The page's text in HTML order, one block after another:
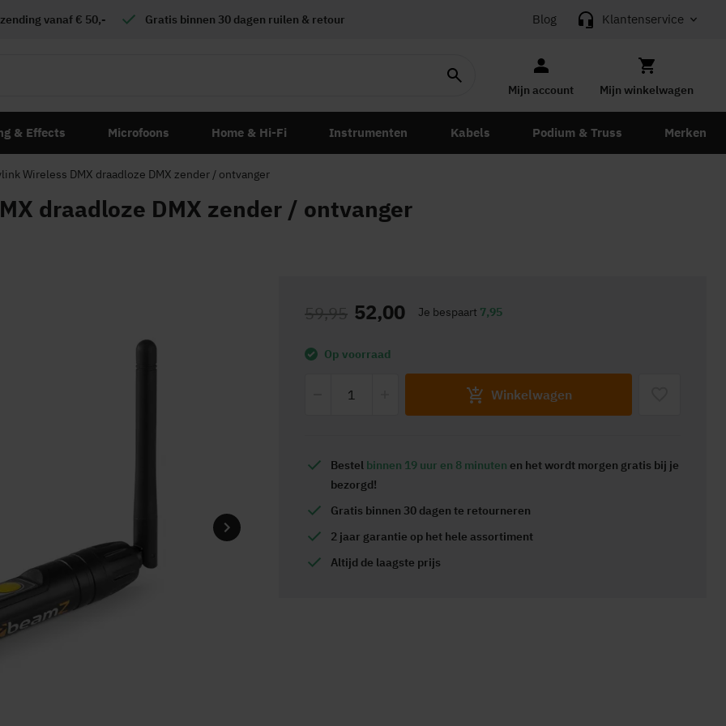
vanaf € 50,- Gratis binnen 30 dagen ruilen & retour Blog Klantenservice
Mijn account Mijn winkelwagen
& Effects Microfoons Home & Hi-Fi Instrumenten Kabels Podium & Truss Merken
Wireless DMX draadloze DMX zender / ontvanger
draadloze DMX zender / ontvanger
52,00
59,95 Je bespaart 7,95
Winkelwagen
Op voorraad
Bestel binnen 19 uur en 8 minuten en het wordt morgen gratis bij je
bezorgd!
Gratis binnen 30 dagen te retourneren
2 jaar garantie op het hele assortiment
Altijd de laagste prijs